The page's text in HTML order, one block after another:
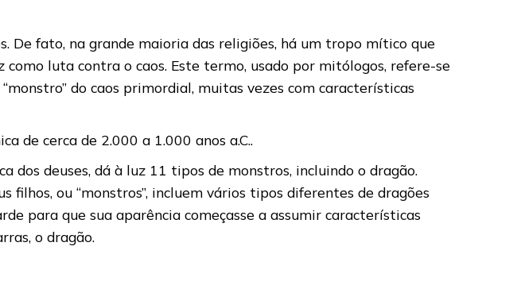
De fato, na grande maioria das religiões, há um tropo mítico que
como luta contra o caos. Este termo, usado por mitólogos, refere-se
do caos primordial, muitas vezes com características
de cerca de 2.000 a 1.000 anos a.C..
deuses, dá à luz 11 tipos de monstros, incluindo o dragão.
filhos, ou “monstros”, incluem vários tipos diferentes de dragões
para que sua aparência começasse a assumir características
o dragão.